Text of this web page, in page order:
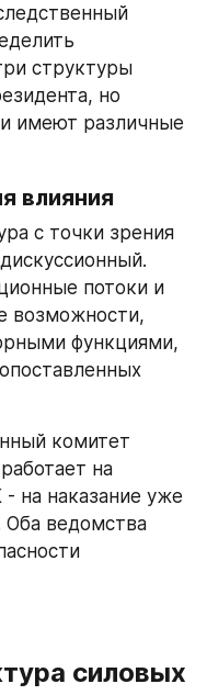
структуры
но
имеют различные
влияния
с точки зрения
потоки и
возможности,
функциями,
комитет
на
на наказание уже
Оба ведомства
силовых